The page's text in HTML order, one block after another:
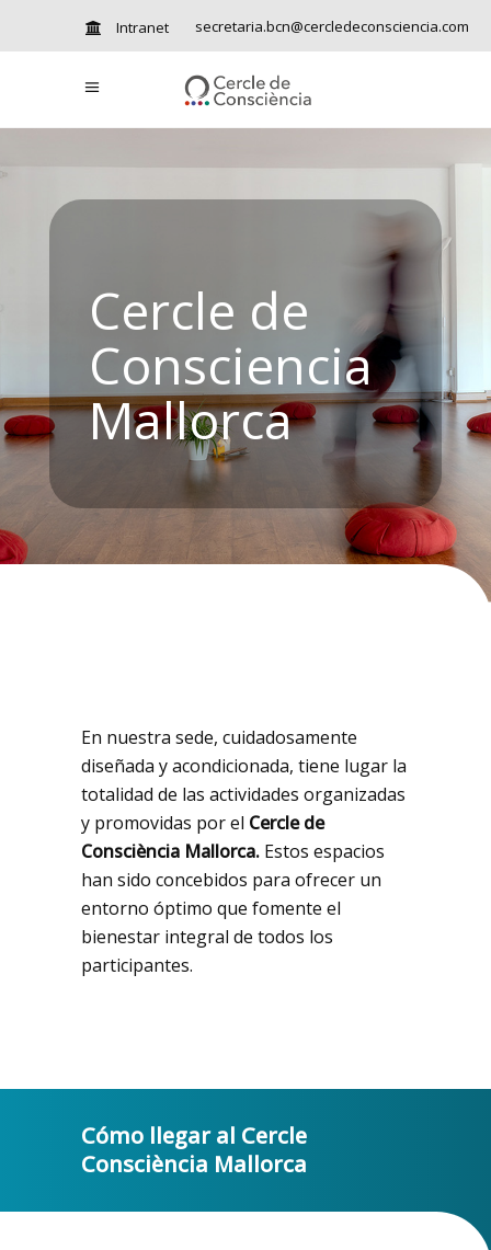
Intranet secretaria.bcn@cercledeconsciencia.com
Cercle de
Consciencia
Mallorca
En nuestra sede, cuidadosamente
diseñada y acondicionada, tiene lugar la
totalidad de las actividades organizadas
y promovidas por el Cercle de
Consciència Mallorca. Estos espacios
han sido concebidos para ofrecer un
entorno óptimo que fomente el
bienestar integral de todos los
participantes.
Cómo llegar al Cercle
Consciència Mallorca